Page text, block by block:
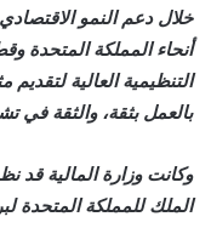
خلال دعم النمو
أنحاء المملكة المتحدة
التنظيمية العالية
بالعمل بثقة، والثقة في
وكانت وزارة المالية قد
الملك للمملكة المتحدة